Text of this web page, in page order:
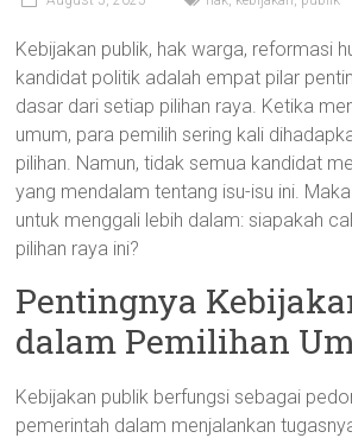
Kebijakan publik, hak warga, reformasi
kandidat politik adalah empat pilar
dasar dari setiap pilihan raya. Ketika
umum, para pemilih sering kali
pilihan. Namun, tidak semua kandidat
yang mendalam tentang isu-isu ini.
untuk menggali lebih dalam: siapakah
pilihan raya ini?
Pentingnya
dalam Pemilihan
Kebijakan publik berfungsi sebagai
pemerintah dalam menjalankan